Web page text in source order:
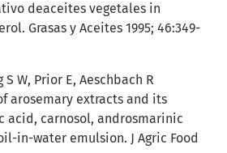
deaceites vegetales in
Grasas y Aceites 1995; 46:349-
S W, Prior E, Aeschbach R
arosemary extracts and its
acid, carnosol, androsmarinic
in-water emulsion. J Agric Food